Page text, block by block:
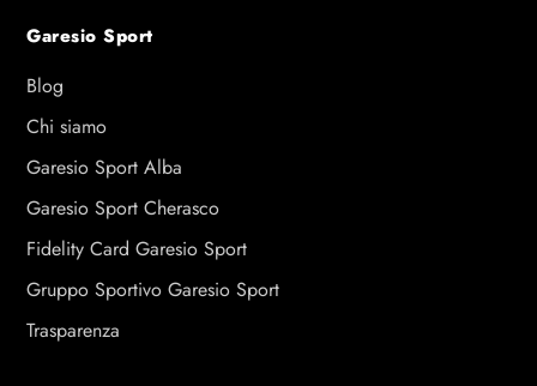
Garesio Sport
Blog
Chi siamo
Garesio Sport Alba
Garesio Sport Cherasco
Fidelity Card Garesio Sport
Gruppo Sportivo Garesio Sport
Trasparenza